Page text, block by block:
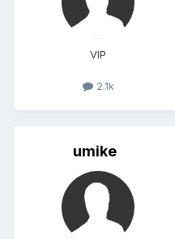
VIP
2.1k
umike